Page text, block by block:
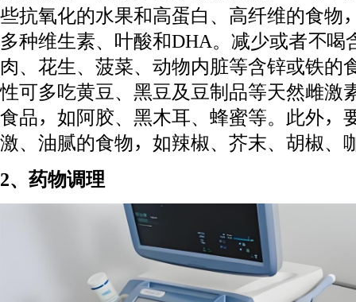
些抗氧化的水果和高蛋白、高纤维的食物
多种维生素、叶酸和DHA。减少或者不喝
肉、花生、菠菜、动物内脏等含锌或铁的
性可多吃黄豆、黑豆及豆制品等天然雌激
食品，如阿胶、黑木耳、蜂蜜等。此外，
激、油腻的食物，如辣椒、芥末、胡椒、
2、药物调理